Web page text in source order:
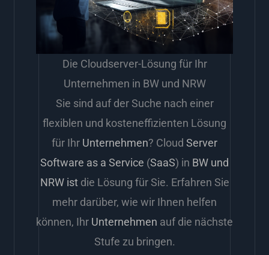
Die Cloudserver-Lösung für Ihr
Unternehmen in BW und NRW
Sie sind auf der Suche nach einer
flexiblen und kosteneffizienten Lösung
für Ihr Unternehmen? Cloud Server
Software as a Service (SaaS) in BW und
NRW istdie Lösung für Sie. Erfahren Sie
mehr darüber, wie wir Ihnen helfen
können, Ihr Unternehmen auf die nächste
Stufe zu bringen.